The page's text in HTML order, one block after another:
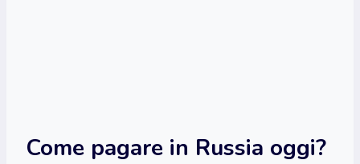
Come pagare in Russia oggi?